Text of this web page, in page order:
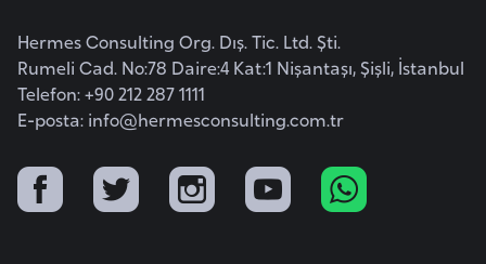
Hermes Consulting Org. Dış. Tic. Ltd. Şti.
Rumeli Cad. No:78 Daire:4 Kat:1 Nişantaşı, Şişli, İstanbul
Telefon: +90 212 287 1111
E-posta: info@hermesconsulting.com.tr
Ç
a
d
Ç